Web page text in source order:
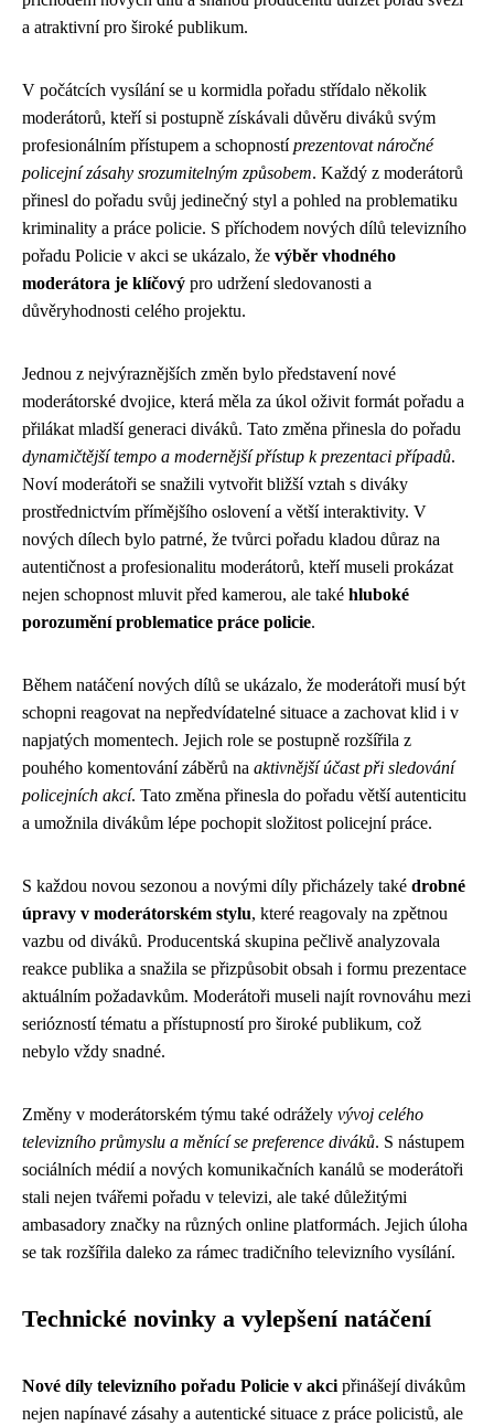
a atraktivní pro široké publikum.
V počátcích vysílání se u kormidla pořadu střídalo několik
moderátorů, kteří si postupně získávali důvěru diváků svým
profesionálním přístupem a schopnostíprezentovat náročné
policejní zásahy srozumitelným způsobem. Každý z moderátorů
přinesl do pořadu svůj jedinečný styl a pohled na problematiku
kriminality a práce policie. S příchodem nových dílů televizního
pořadu Policie v akci se ukázalo, že výběr vhodného
moderátora je klíčový pro udržení sledovanosti a
důvěryhodnosti celého projektu.
Jednou z nejvýraznějších změn bylo představení nové
moderátorské dvojice, která měla za úkol oživit formát pořadu a
přilákat mladší generaci diváků. Tato změna přinesla do pořadu
dynamičtější tempo a modernější přístup k prezentaci případů.
Noví moderátoři se snažili vytvořit bližší vztah s diváky
prostřednictvím přímějšího oslovení a větší interaktivity. V
nových dílech bylo patrné, že tvůrci pořadu kladou důraz na
autentičnost a profesionalitu moderátorů, kteří museli prokázat
nejen schopnost mluvit před kamerou, ale také hluboké
porozumění problematice práce policie.
Během natáčení nových dílů se ukázalo, že moderátoři musí být
schopni reagovat na nepředvídatelné situace a zachovat klid i v
napjatých momentech. Jejich role se postupně rozšířila z
pouhého komentování záběrů na aktivnější účast při sledování
policejních akcí. Tato změna přinesla do pořadu větší autenticitu
a umožnila divákům lépe pochopit složitost policejní práce.
S každou novou sezonou a novými díly přicházely také drobné
úpravy v moderátorském stylu, které reagovaly na zpětnou
vazbu od diváků. Producentská skupina pečlivě analyzovala
reakce publika a snažila se přizpůsobit obsah i formu prezentace
aktuálním požadavkům. Moderátoři museli najít rovnováhu mezi
seriózností tématu a přístupností pro široké publikum, což
nebylo vždy snadné.
Změny v moderátorském týmu také odrážely vývoj celého
televizního průmyslu a měnící se preference diváků. S nástupem
sociálních médií a nových komunikačních kanálů se moderátoři
stali nejen tvářemi pořadu v televizi, ale také důležitými
ambasadory značky na různých online platformách. Jejich úloha
se tak rozšířila daleko za rámec tradičního televizního vysílání.
Technické novinky a vylepšení natáčení
Nové díly televizního pořadu Policie v akci přinášejí divákům
nejen napínavé zásahy a autentické situace z práce policistů, ale